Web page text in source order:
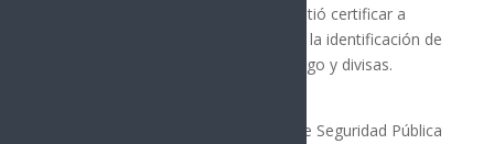
capacitación y evaluación que permitió certificar a
binomios caninos especializados en la identificación de
sustancias narcóticas, armas de fuego y divisas.
La unidad K-9 de la Policía Estatal de Seguridad Pública